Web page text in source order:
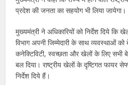
प्रदेश की जनता का सहयोग भी लिया जायेगा।
मुख्यमंत्री ने अधिकारियों को निर्देश दिये
विभाग अपनी जिम्मेदारी के साथ व्यवस्थाओं
कनेक्टिविटी, स्वच्छता और खेलों के लिए सभी
बल दिया। राष्ट्रीय खेलों के दृष्टिगत फायर
निर्देश दिये हैं।